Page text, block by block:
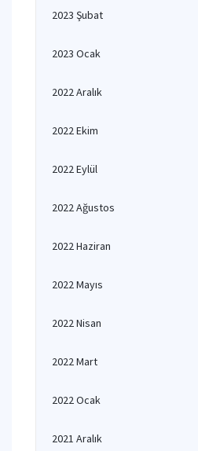
2023 Şubat
2023 Ocak
2022 Aralık
2022 Ekim
2022 Eylül
2022 Ağustos
2022 Haziran
2022 Mayıs
2022 Nisan
2022 Mart
2022 Ocak
2021 Aralık